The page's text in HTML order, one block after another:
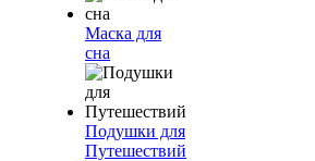
Маска для
сна
Подушки для
Путешествий